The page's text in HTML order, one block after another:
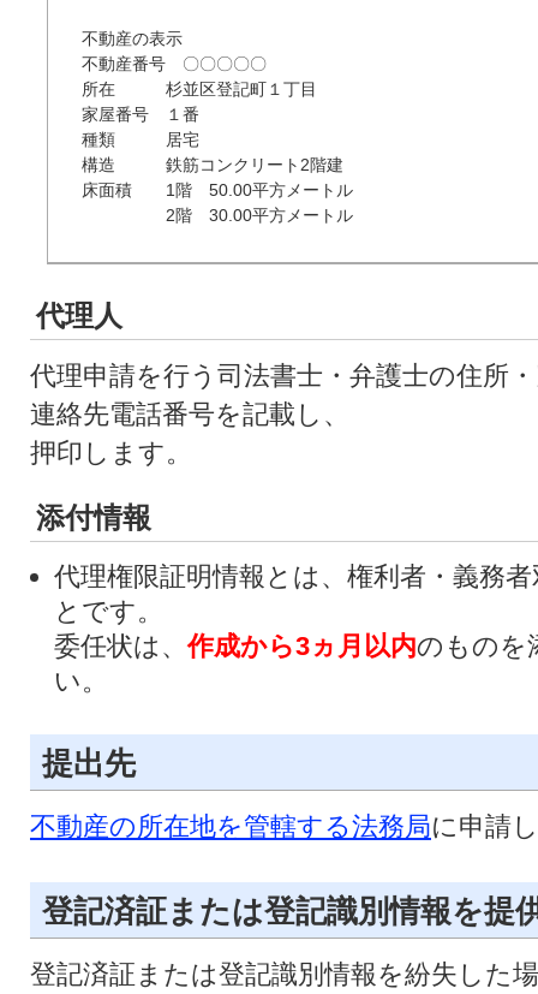
不動産の表示
不動産番号　〇〇〇〇〇
所在　　　杉並区登記町１丁目
家屋番号　１番
種類　　　居宅
構造　　　鉄筋コンクリート2階建
床面積　　1階　50.00平方メートル
2階　30.00平方メートル
代理人
代理申請を行う司法書士・弁護士の住所
連絡先電話番号を記載し、
押印します。
添付情報
代理権限証明情報とは、権利者・義務
とです。
委任状は、作成から3ヵ月以内のものを
い。
提出先
不動産の所在地を管轄する法務局に申請
登記済証または登記識別情報を提
登記済証または登記識別情報を紛失した